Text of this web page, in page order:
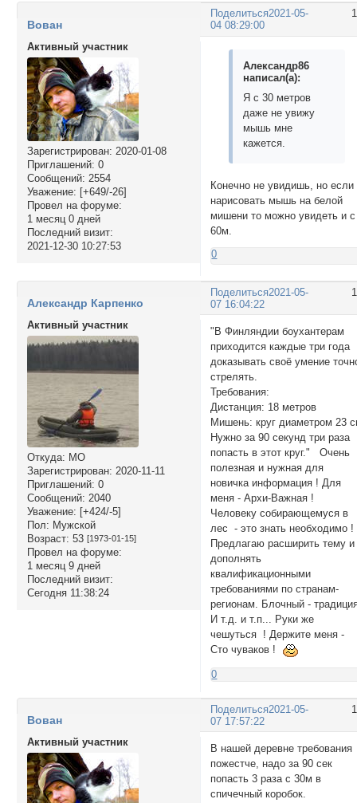
Поделиться2021-05-
04 08:29:00
Вован
Активный участник
Зарегистрирован: 2020-01-08
Приглашений: 0
Сообщений: 2554
Уважение: [+649/-26]
Провел на форуме:
1 месяц 0 дней
Последний визит:
2021-12-30 10:27:53
Александр86
написал(а):
Я с 30 метров
даже не увижу
мышь мне
кажется.
Конечно не увидишь, но если
нарисовать мышь на белой
мишени то можно увидеть и с
60м.
0
Поделиться2021-05-
07 16:04:22
Александр Карпенко
Активный участник
Откуда: МО
Зарегистрирован: 2020-11-11
Приглашений: 0
Сообщений: 2040
Уважение: [+424/-5]
Пол: Мужской
Возраст: 53 [1973-01-15]
Провел на форуме:
1 месяц 9 дней
Последний визит:
Сегодня 11:38:24
"В Финляндии боухантерам
приходится каждые три года
доказывать своё умение
стрелять.
Требования:
Дистанция: 18 метров
Мишень: круг диаметром 23
Нужно за 90 секунд три раза
попасть в этот круг." Очень
полезная и нужная для
новичка информация ! Для
меня - Архи-Важная !
Человеку собирающемуся в
лес - это знать необходимо !
Предлагаю расширить тему и
дополнять
квалификационными
требованиями по странам-
регионам. Блочный -
И т.д. и т.п... Руки же
чешуться ! Держите меня -
Сто чуваков !
0
Поделиться2021-05-
07 17:57:22
Вован
Активный участник
В нашей деревне требования
пожестче, надо за 90 сек
попасть 3 раза с 30м в
спичечный коробок.